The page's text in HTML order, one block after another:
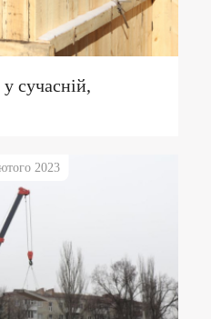
сучасній,
2023